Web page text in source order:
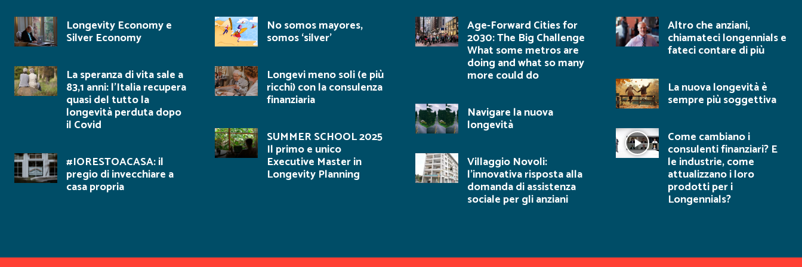
Longevity Economy e
Silver Economy
La speranza di vita sale a
83,1 anni: l’Italia recupera
quasi del tutto la
longevità perduta dopo
il Covid
#IORESTOACASA: il
pregio di invecchiare a
casa propria
No somos mayores,
somos ‘silver’
Longevi meno soli (e più
ricchi) con la consulenza
finanziaria
SUMMER SCHOOL 2025
Il primo e unico
Executive Master in
Longevity Planning
Age-Forward Cities for
2030: The Big Challenge
What some metros are
doing and what so many
more could do
Navigare la nuova
longevità
Villaggio Novoli:
l’innovativa risposta alla
domanda di assistenza
sociale per gli anziani
Altro che anziani,
chiamateci longennials e
fateci contare di più
La nuova longevità è
sempre più soggettiva
Come cambiano i
consulenti finanziari? E
le industrie, come
attualizzano i loro
prodotti per i
Longennials?